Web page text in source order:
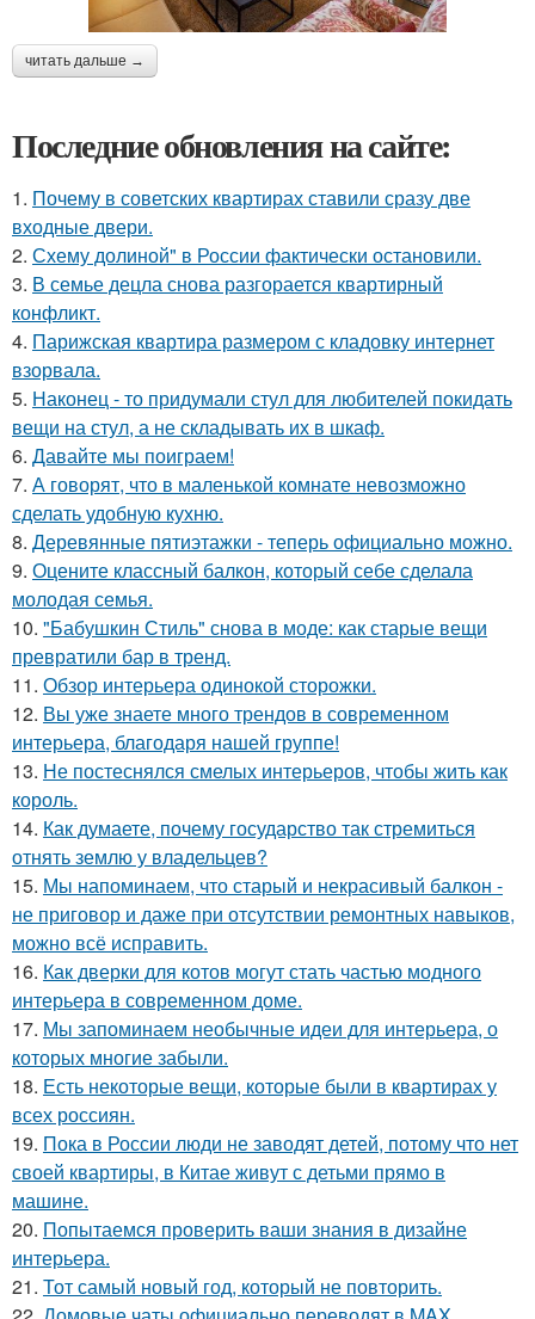
читать дальше →
Последние обновления на сайте:
1. Почему в советских квартирах ставили сразу две
входные двери.
2. Схему долиной" в России фактически остановили.
3. В семье децла снова разгорается квартирный
конфликт.
4. Парижская квартира размером с кладовку интернет
взорвала.
5. Наконец - то придумали стул для любителей покидать
вещи на стул, а не складывать их в шкаф.
6. Давайте мы поиграем!
7. А говорят, что в маленькой комнате невозможно
сделать удобную кухню.
8. Деревянные пятиэтажки - теперь официально можно.
9. Оцените классный балкон, который себе сделала
молодая семья.
10. "Бабушкин Стиль" снова в моде: как старые вещи
превратили бар в тренд.
11. Обзор интерьера одинокой сторожки.
12. Вы уже знаете много трендов в современном
интерьера, благодаря нашей группе!
13. Не постеснялся смелых интерьеров, чтобы жить как
король.
14. Как думаете, почему государство так стремиться
отнять землю у владельцев?
15. Мы напоминаем, что старый и некрасивый балкон -
не приговор и даже при отсутствии ремонтных навыков,
можно всё исправить.
16. Как дверки для котов могут стать частью модного
интерьера в современном доме.
17. Мы запоминаем необычные идеи для интерьера, о
которых многие забыли.
18. Есть некоторые вещи, которые были в квартирах у
всех россиян.
19. Пока в России люди не заводят детей, потому что нет
своей квартиры, в Китае живут с детьми прямо в
машине.
20. Попытаемся проверить ваши знания в дизайне
интерьера.
21. Тот самый новый год, который не повторить.